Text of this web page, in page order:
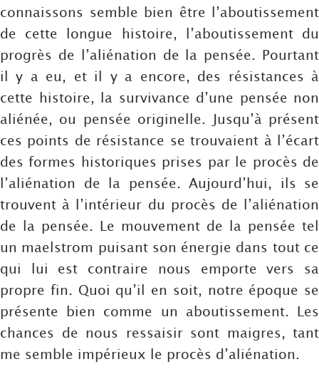
connaissons semble bien être l’aboutissement
de cette longue histoire, l’aboutissement du
progrès de l’aliénation de la pensée. Pourtant
il y a eu, et il y a encore, des résistances à
cette histoire, la survivance d’une pensée non
aliénée, ou pensée originelle. Jusqu’à présent
ces points de résistance se trouvaient à l’écart
des formes historiques prises par le procès de
l’aliénation de la pensée. Aujourd’hui, ils se
trouvent à l’intérieur du procès de l’aliénation
de la pensée. Le mouvement de la pensée tel
un maelstrom puisant son énergie dans tout ce
qui lui est contraire nous emporte vers sa
propre fin. Quoi qu’il en soit, notre époque se
présente bien comme un aboutissement. Les
chances de nous ressaisir sont maigres, tant
me semble impérieux le procès d’aliénation.